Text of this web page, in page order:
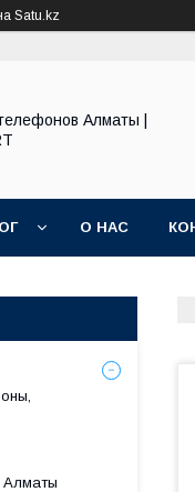
Satu.kz
Алматы |
О НАС
Алматы